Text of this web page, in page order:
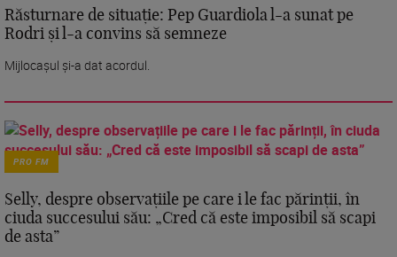
Răsturnare de situație: Pep Guardiola l-a sunat pe
Rodri și l-a convins să semneze
Mijlocașul și-a dat acordul.
PRO FM
Selly, despre observațiile pe care i le fac părinții, în
ciuda succesului său: „Cred că este imposibil să scapi
de asta”